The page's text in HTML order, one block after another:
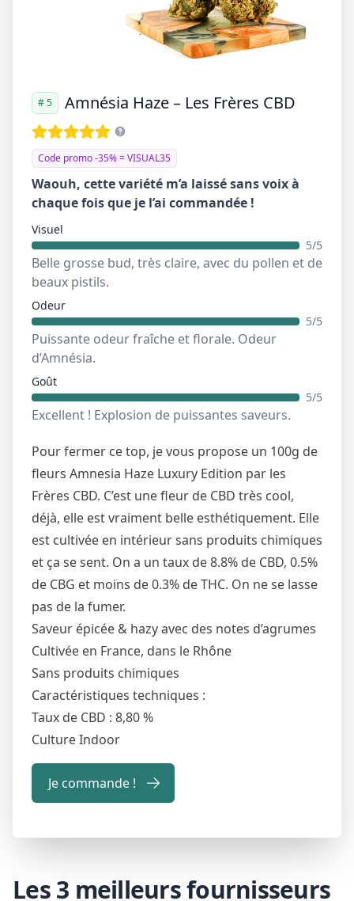
# 5 Amnésia Haze – Les Frères CBD
Code promo -35% = VISUAL35
Waouh, cette variété m’a laissé sans voix à
chaque fois que je l’ai commandée !
Visuel
5/5
Belle grosse bud, très claire, avec du pollen et de
beaux pistils.
Odeur
5/5
Puissante odeur fraîche et florale. Odeur
d’Amnésia.
Goût
5/5
Excellent ! Explosion de puissantes saveurs.
Pour fermer ce top, je vous propose un 100g de
fleurs Amnesia Haze Luxury Edition par les
Frères CBD. C’est une fleur de CBD très cool,
déjà, elle est vraiment belle esthétiquement. Elle
est cultivée en intérieur sans produits chimiques
et ça se sent. On a un taux de 8.8% de CBD, 0.5%
de CBG et moins de 0.3% de THC. On ne se lasse
pas de la fumer.
Saveur épicée & hazy avec des notes d’agrumes
Cultivée en France, dans le Rhône
Sans produits chimiques
Caractéristiques techniques :
Taux de CBD : 8,80 %
Culture Indoor
Je commande !
Les 3 meilleurs fournisseurs